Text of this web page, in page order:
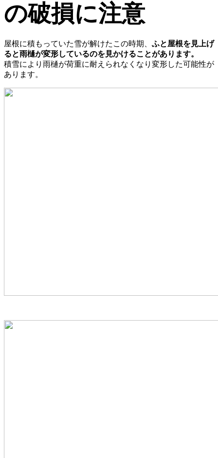
の破損に注意
屋根に積もっていた雪が解けたこの時期、 ふと屋根を見上げ
ると雨樋が変形しているのを見かけることがあります。
積雪により雨樋が荷重に耐えられなくなり変形した可能性が
あります。